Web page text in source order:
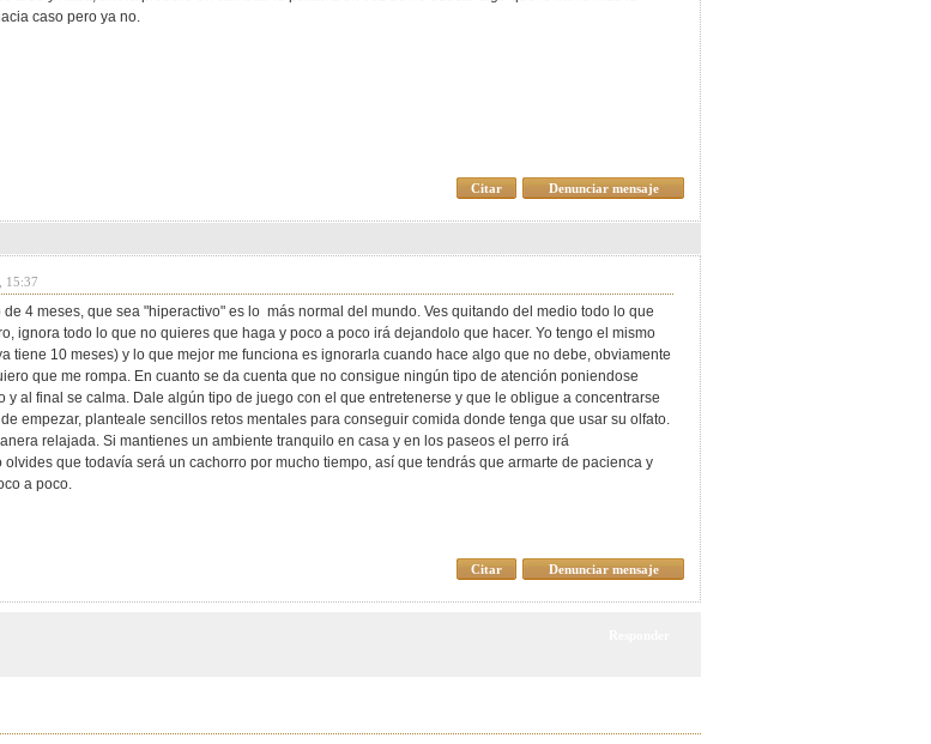
caso pero ya no.
Denunciar mensaje
Citar
15:37
4 meses, que sea "hiperactivo" es lo más normal del mundo. Ves quitando del medio todo lo que
ignora todo lo que no quieres que haga y poco a poco irá dejandolo que hacer. Yo tengo el mismo
tiene 10 meses) y lo que mejor me funciona es ignorarla cuando hace algo que no debe, obviamente
que me rompa. En cuanto se da cuenta que no consigue ningún tipo de atención poniendose
y al final se calma. Dale algún tipo de juego con el que entretenerse y que le obligue a concentrarse
empezar, planteale sencillos retos mentales para conseguir comida donde tenga que usar su olfato.
relajada. Si mantienes un ambiente tranquilo en casa y en los paseos el perro irá
que todavía será un cachorro por mucho tiempo, así que tendrás que armarte de pacienca y
a poco.
Denunciar mensaje
Citar